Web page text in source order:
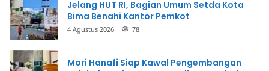
Jelang HUT RI, Bagian Umum Setda Kota
Bima Benahi Kantor Pemkot
4 Agustus 2026 78
Mori Hanafi Siap Kawal Pengembangan